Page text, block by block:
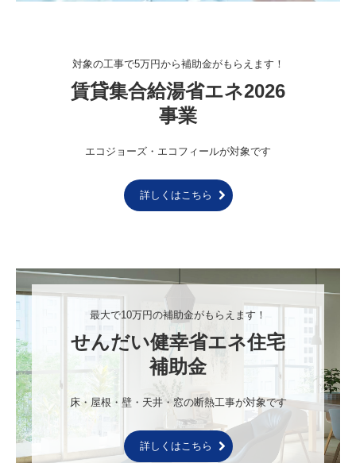
対象の工事で5万円から補助金がもらえます！
賃貸集合給湯省エネ2026
事業
エコジョーズ・エコフィールが対象です
詳しくはこちら
最大で10万円の補助金がもらえます！
せんだい健幸省エネ住宅
補助金
床・屋根・壁・天井・窓の断熱工事が対象です
詳しくはこちら